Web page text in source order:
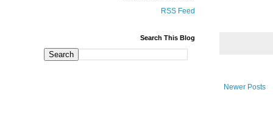
Newer Posts
RSS Feed
Search This Blog